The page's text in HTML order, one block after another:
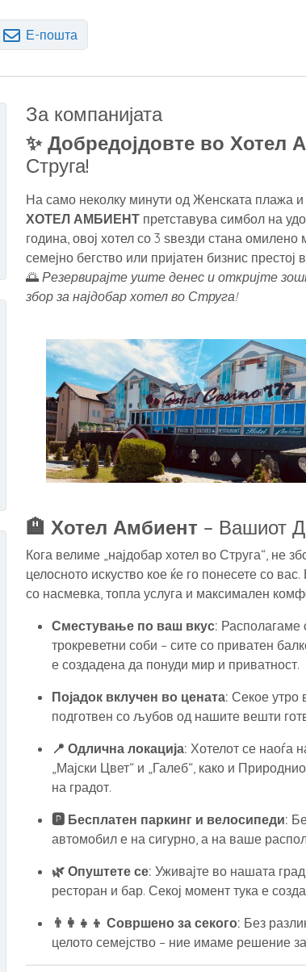
Е-пошта
За компанијата
✨ Добредојдовте во Хотел
Струга!
На само неколку минути од Женската плажа и
ХОТЕЛ АМБИЕНТ претставува симбол на
година, овој хотел со 3 ѕвезди стана
семејно бегство или пријатен бизнис престој
🌅 Резервирајте уште денес и откријте
збор за најдобар хотел во Струга!
🏨 Хотел Амбиент – Вашиот
Кога велиме „најдобар хотел во Струга“, не
целосното искуство кое ќе го понесете со вас.
со насмевка, топла услуга и максимален
Сместување по ваш вкус: Располагаме
трокреветни соби – сите со приватен
е создадена да понуди мир и приватност.
Појадок вклучен во цената: Секое утро
подготвен со љубов од нашите вешти
📍 Одлична локација: Хотелот се наоѓа
„Мајски Цвет“ и „Галеб“, како и
на градот.
🅿️ Бесплатен паркинг и велосипеди:
автомобил е на сигурно, а на ваше
🌿 Опуштете се: Уживајте во нашата
ресторан и бар. Секој момент тука е
👨‍👩‍👧‍👦 Совршено за секого: Без
целото семејство – ние имаме решение